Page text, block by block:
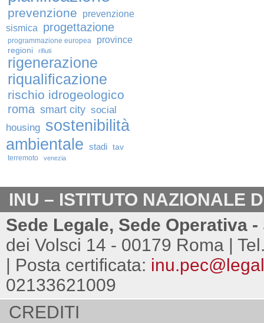
prevenzione
prevenzione
sismica
progettazione
programmazione europea province
regioni rifiuti
rigenerazione
riqualificazione
rischio idrogeologico
roma smart city social
housing sostenibilità
ambientale stadi tav
terremoto venezia
INU – ISTITUTO NAZIONALE
Sede Legale, Sede Operativa
dei Volsci 14 - 00179 Roma |
| Posta certificata:
02133621009
CREDITI